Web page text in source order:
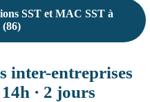
SST et MAC SST à
(86)
inter-entreprises
· 2 jours